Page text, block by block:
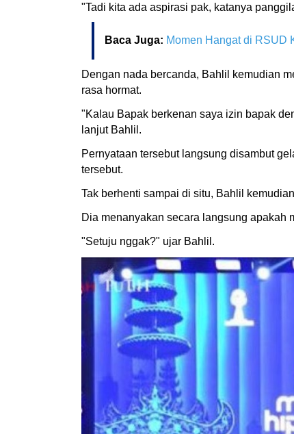
"Tadi kita ada aspirasi pak, katanya
Baca Juga: Momen Hangat di RSUD
Dengan nada bercanda, Bahlil kemudian
rasa hormat.
"Kalau Bapak berkenan saya izin bapak
lanjut Bahlil.
Pernyataan tersebut langsung disambut
tersebut.
Tak berhenti sampai di situ, Bahlil
Dia menanyakan secara langsung apakah
"Setuju nggak?" ujar Bahlil.